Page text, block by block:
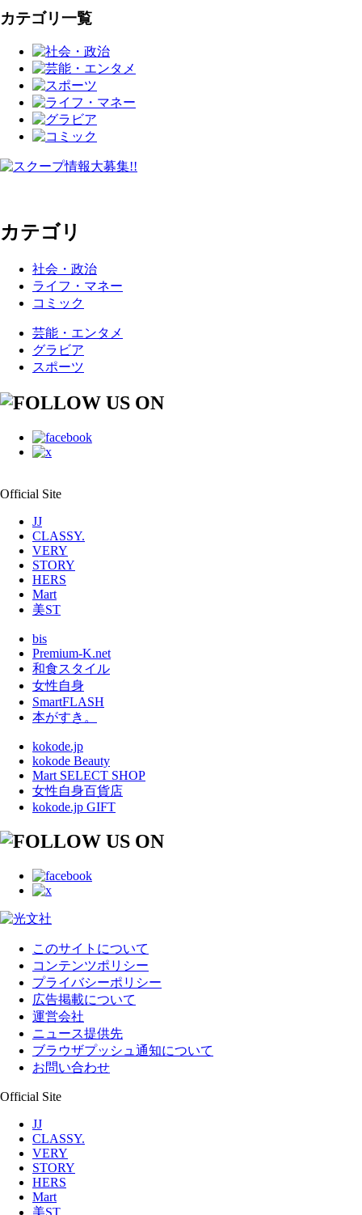
カテゴリ一覧
カテゴリ
社会・政治
ライフ・マネー
コミック
芸能・エンタメ
グラビア
スポーツ
Official Site
JJ
CLASSY.
VERY
STORY
HERS
Mart
美ST
bis
Premium-K.net
和食スタイル
女性自身
SmartFLASH
本がすき。
kokode.jp
kokode Beauty
Mart SELECT SHOP
女性自身百貨店
kokode.jp GIFT
このサイトについて
コンテンツポリシー
プライバシーポリシー
広告掲載について
運営会社
ニュース提供先
ブラウザプッシュ通知について
お問い合わせ
Official Site
JJ
CLASSY.
VERY
STORY
HERS
Mart
美ST